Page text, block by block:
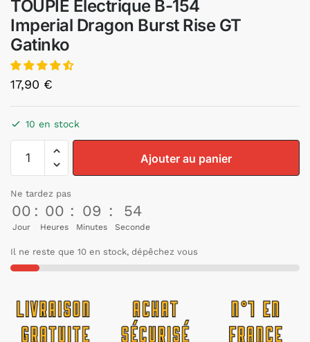
TOUPIE Électrique B-154
Imperial Dragon Burst Rise GT
Gatinko
17,90 €
10 en stock
Ajouter au panier
Ne tardez pas
00
Jour
: 00
Heures
: 09
Minutes
: 53
Seconde
Il ne reste que 10 en stock, dépêchez vous